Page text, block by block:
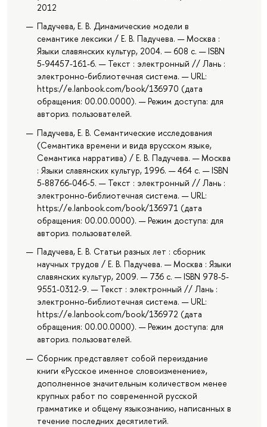
2012
Падучева, Е. В. Динамические модели в
семантике лексики / Е. В. Падучева. — Москва :
Языки славянских культур, 2004. — 608 с. — ISBN
5-94457-161-6. — Текст : электронный // Лань :
электронно-библиотечная система. — URL:
https://e.lanbook.com/book/136970 (дата
обращения: 00.00.0000). — Режим доступа: для
авториз. пользователей.
Падучева, Е. В. Семантические исследования
(Семантика времени и вида врусском языке,
Семантика нарратива) / Е. В. Падучева. — Москва
: Языки славянских культур, 1996. — 464 с. — ISBN
5-88766-046-5. — Текст : электронный // Лань :
электронно-библиотечная система. — URL:
https://e.lanbook.com/book/136971 (дата
обращения: 00.00.0000). — Режим доступа: для
авториз. пользователей.
Падучева, Е. В. Статьи разных лет : сборник
научных трудов / Е. В. Падучева. — Москва : Языки
славянских культур, 2009. — 736 с. — ISBN 978-5-
9551-0312-9. — Текст : электронный // Лань :
электронно-библиотечная система. — URL:
https://e.lanbook.com/book/136972 (дата
обращения: 00.00.0000). — Режим доступа: для
авториз. пользователей.
Сборник представляет собой переиздание
книги «Русское именное словоизменение»,
дополненное значительным количеством менее
крупных работ по современной русской
грамматике и общему языкознанию, написанных в
течение последних десятилетий.